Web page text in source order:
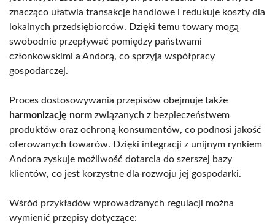
znacząco ułatwia transakcje handlowe i redukuje koszty dla
lokalnych przedsiębiorców. Dzięki temu towary mogą
swobodnie przepływać pomiędzy państwami
członkowskimi a Andorą, co sprzyja współpracy
gospodarczej.
Proces dostosowywania przepisów obejmuje także
harmonizację norm związanych z bezpieczeństwem
produktów oraz ochroną konsumentów, co podnosi jakość
oferowanych towarów. Dzięki integracji z unijnym rynkiem
Andora zyskuje możliwość dotarcia do szerszej bazy
klientów, co jest korzystne dla rozwoju jej gospodarki.
Wśród przykładów wprowadzanych regulacji można
wymienić przepisy dotyczące: